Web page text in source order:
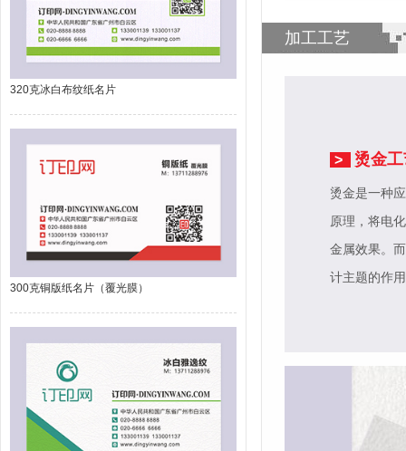
320克冰白布纹纸名片
300克铜版纸名片（覆光膜）
加工工艺
> 烫金
烫金是一种
原理，将电
金属效果。
计主题的作